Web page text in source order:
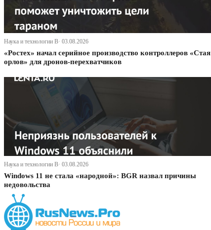
Наука и технологии В· 03.08.2026
«Ростех» начал серийное производство контроллеров «Стая
орлов» для дронов-перехватчиков
Наука и технологии В· 03.08.2026
Windows 11 не стала «народной»: BGR назвал причины
недовольства